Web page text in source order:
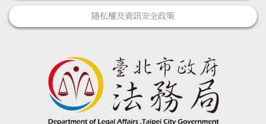
隱私權及資訊安全政策